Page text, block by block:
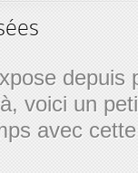
depuis
voici un
avec